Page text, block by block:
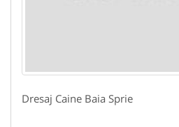
Dresaj Caine Baia Sprie